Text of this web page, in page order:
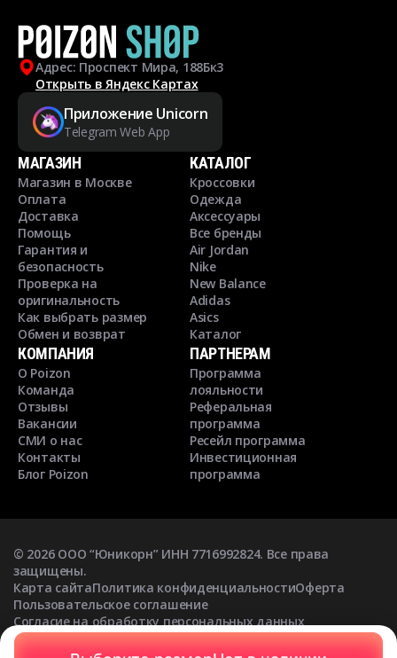
Адрес: Проспект Мира, 188Бк3
Открыть в Яндекс Картах
Приложение Unicorn
Telegram Web App
МАГАЗИН
Магазин в Москве
Оплата
Доставка
Помощь
Гарантия и
безопасность
Проверка на
оригинальность
Как выбрать размер
Обмен и возврат
КАТАЛОГ
Кроссовки
Одежда
Аксессуары
Все бренды
Air Jordan
Nike
New Balance
Adidas
Asics
Каталог
КОМПАНИЯ
О Poizon
Команда
Отзывы
Вакансии
СМИ о нас
Контакты
Блог Poizon
ПАРТНЕРАМ
Программа
лояльности
Реферальная
программа
Ресейл программа
Инвестиционная
программа
© 2026ООО “Юникорн” ИНН 7716992824. Все права
защищены.
Карта сайтаПолитика конфиденциальностиОферта
Пользовательское соглашение
Согласие на обработку персональных данных
Согласие на получение рекламных рассылок